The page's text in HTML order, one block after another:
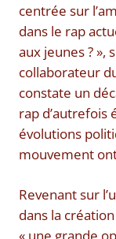
centrée sur
dans le rap
aux jeunes ? »,
collaborateur
constate un
rap d’autrefois
évolutions
mouvement
Revenant sur
dans la
« une grande